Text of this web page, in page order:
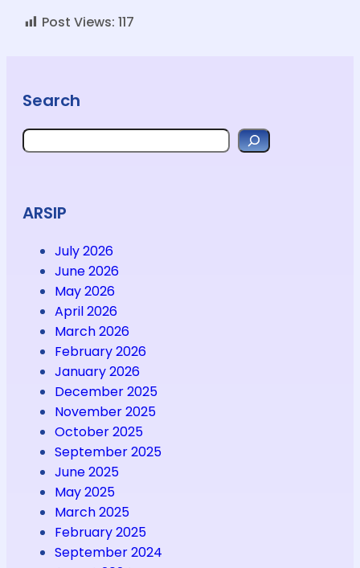
Post Views: 117
Search
Search
ARSIP
July 2026
June 2026
May 2026
April 2026
March 2026
February 2026
January 2026
December 2025
November 2025
October 2025
September 2025
June 2025
May 2025
March 2025
February 2025
September 2024